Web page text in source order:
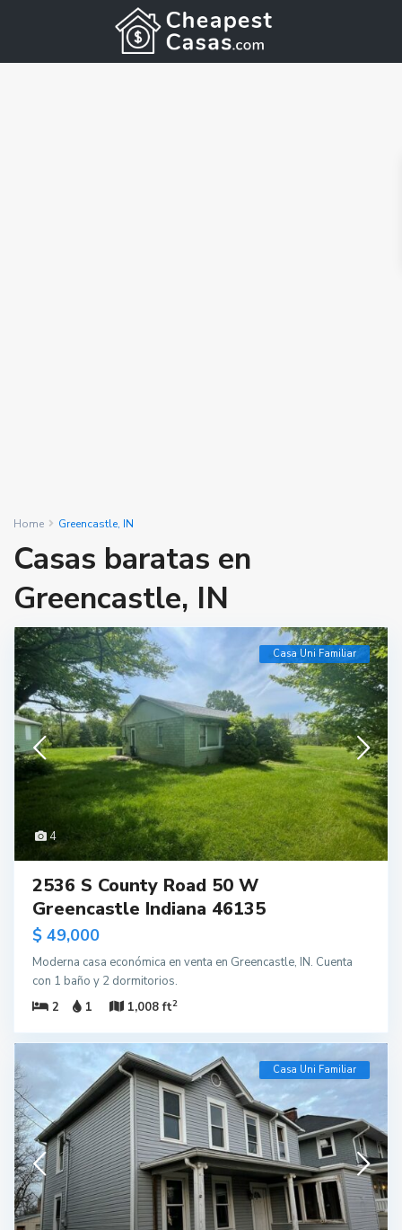
Home Greencastle, IN
Casas baratas en
Greencastle, IN
4
Casa Uni Familiar
2536 S County Road 50 W
Greencastle Indiana 46135
$ 49,000
Moderna casa económica en venta en Greencastle, IN. Cuenta
con 1 baño y 2 dormitorios.
2
1 1,008 ft2
Casa Uni Familiar